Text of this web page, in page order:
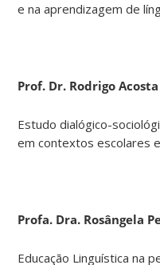
e na aprendizagem de
Prof. Dr. Rodrigo
Estudo dialógico-
em contextos escolares
Profa. Dra. Rosângela
Educação Linguística na